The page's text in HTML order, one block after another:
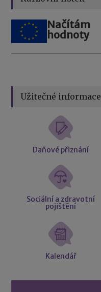
Načítám
hodnoty
Užitečné informace
Daňové přiznání
Sociální a zdravotní
pojištění
Kalendář